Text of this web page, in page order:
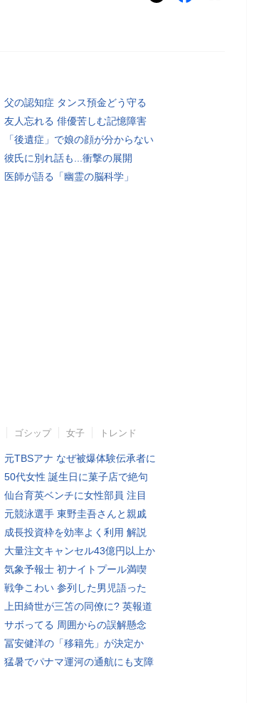
父の認知症 タンス預金どう守る
友人忘れる 俳優苦しむ記憶障害
「後遺症」で娘の顔が分からない
彼氏に別れ話も...衝撃の展開
医師が語る「幽霊の脳科学」
ゴシップ 女子 トレンド
元TBSアナ なぜ被爆体験伝承者に
50代女性 誕生日に菓子店で絶句
仙台育英ベンチに女性部員 注目
元競泳選手 東野圭吾さんと親戚
成長投資枠を効率よく利用 解説
大量注文キャンセル43億円以上か
気象予報士 初ナイトプール満喫
戦争こわい 参列した男児語った
上田綺世が三笘の同僚に? 英報道
サボってる 周囲からの誤解懸念
冨安健洋の「移籍先」が決定か
猛暑でパナマ運河の通航にも支障